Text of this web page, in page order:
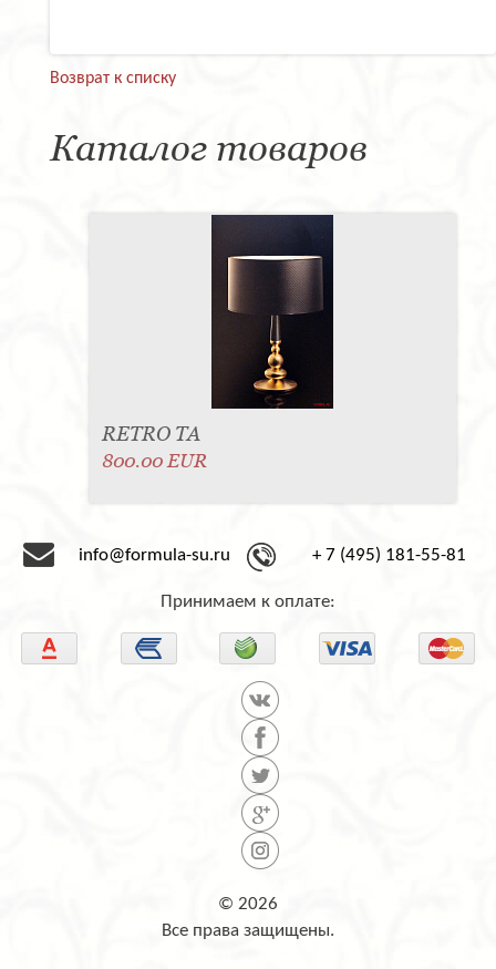
Возврат к списку
Каталог товаров
RETRO TA
800.00 EUR
info@formula-su.ru + 7 (495) 181-55-81
Принимаем к оплате:
© 2026
Все права защищены.